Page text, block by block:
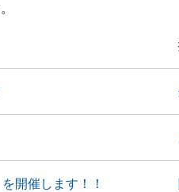
開催します！！